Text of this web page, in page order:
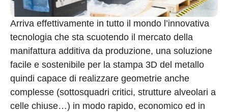
Arriva effettivamente in tutto il mondo l’innovativa
tecnologia che sta scuotendo il mercato della
manifattura additiva da produzione, una soluzione
facile e sostenibile per la stampa 3D del metallo
quindi capace di realizzare geometrie anche
complesse (sottosquadri critici, strutture alveolari a
celle chiuse…) in modo rapido, economico ed in